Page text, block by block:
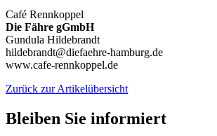
Café Rennkoppel
Die Fähre gGmbH
Gundula Hildebrandt
hildebrandt@diefaehre-hamburg.de
www.cafe-rennkoppel.de
Zurück zur Artikelübersicht
Bleiben Sie informiert